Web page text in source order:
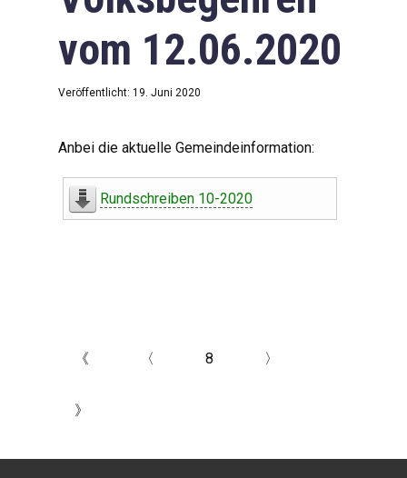
vom 12.06.2020
Veröffentlicht: 19. Juni 2020
Anbei die aktuelle Gemeindeinformation:
Rundschreiben 10-2020
《 〈 8 〉
》